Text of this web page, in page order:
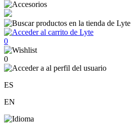
0
0
ES
EN